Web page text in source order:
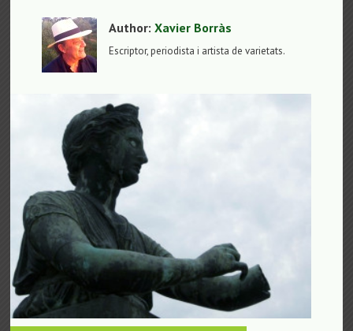
Author:Xavier Borràs
Escriptor, periodista i artista de varietats.